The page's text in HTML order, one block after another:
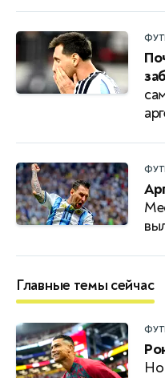
Главные темы сейчас
Но